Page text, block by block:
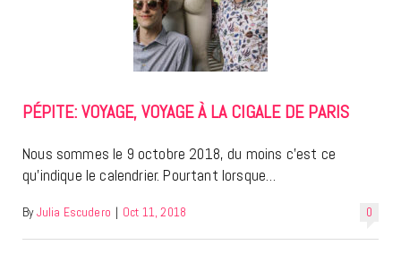
PÉPITE: VOYAGE, VOYAGE À LA CIGALE DE PARIS
Nous sommes le 9 octobre 2018, du moins c’est ce
qu’indique le calendrier. Pourtant lorsque…
0
By Julia Escudero | Oct 11, 2018